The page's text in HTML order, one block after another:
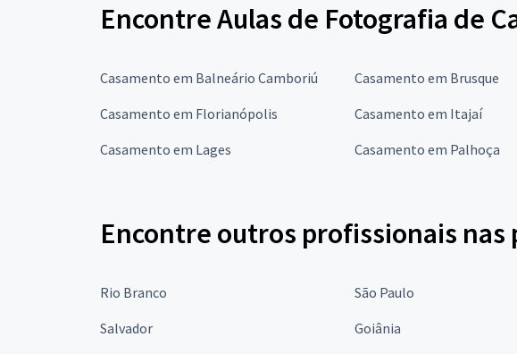
Encontre Aulas de Fotografia de
Casamento em Balneário Camboriú Casamento em Brusque
Casamento em Florianópolis
Casamento em Itajaí
Casamento em Lages
Casamento em Palhoça
Encontre outros profissionais nas
Rio Branco São Paulo
Salvador
Goiânia